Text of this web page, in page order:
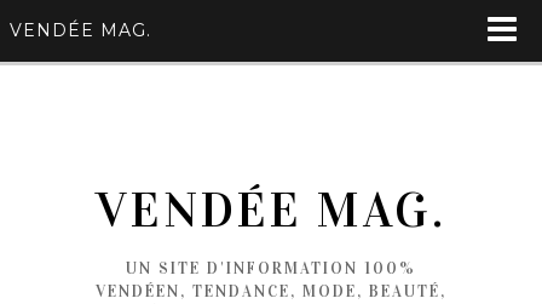
VENDÉE MAG.
VENDÉE MAG.
UN SITE D'INFORMATION 100%
VENDÉEN, TENDANCE, MODE, BEAUTÉ,